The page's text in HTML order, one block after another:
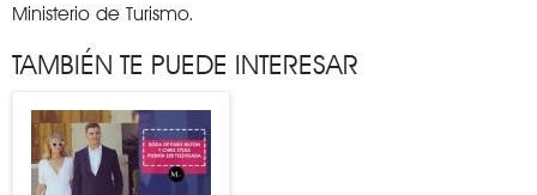
Ministerio de Turismo.
TAMBIÉN TE PUEDE INTERESAR